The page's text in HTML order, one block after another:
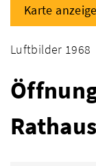
Karte
Luftbilder 1968